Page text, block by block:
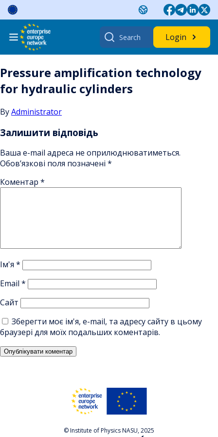
Skip
content
Search
for:
Login
Pressure amplification technology
for hydraulic cylinders
ByAdministrator
Залишити відповідь
Ваша e-mail адреса не оприлюднюватиметься.
Обов’язкові поля позначені *
Коментар *
Ім'я *
Email *
Сайт
Зберегти моє ім'я, e-mail, та адресу сайту в цьому
браузері для моїх подальших коментарів.
© Institute of Physics NASU, 2025